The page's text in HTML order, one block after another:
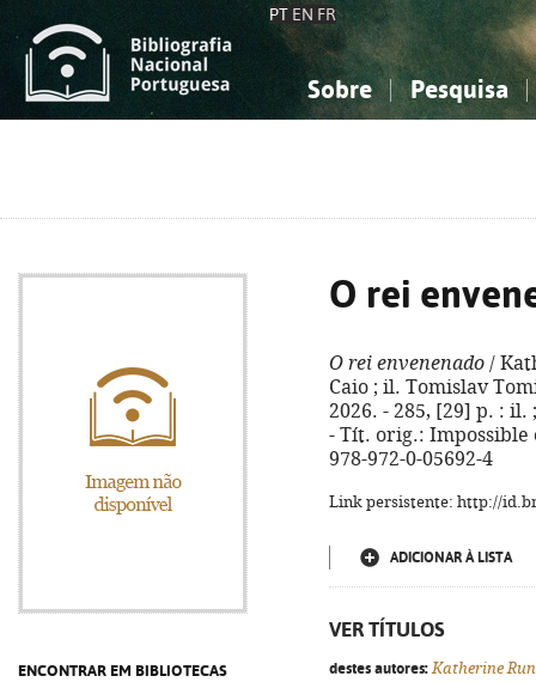
PT EN FR
Sobre Pesquisa
ENCONTRAR EM BIBLIOTECAS
O rei
O rei envenenado /
Caio ; il. Tomislav
2026. - 285, [29] p. :
- Tít. orig.: Impossible
978-972-0-05692-4
Link persistente: http://
ADICIONAR À LISTA
VER TÍTULOS
destes autores: Katherine